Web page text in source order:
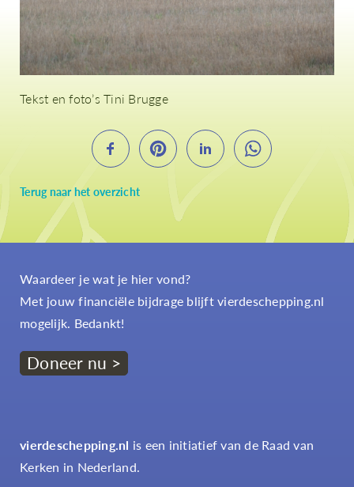
Terug naar het overzicht
Tekst en foto’s Tini Brugge
Waardeer je wat je hier vond?
Met jouw financiële bijdrage blijft vierdeschepping.nl
mogelijk. Bedankt!
Doneer nu >
vierdeschepping.nl is een initiatief van de Raad van
Kerken in Nederland.